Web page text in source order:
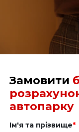
електронну
облікового
на стандартному
Замовити
автопарку
Ім'я та прізвище